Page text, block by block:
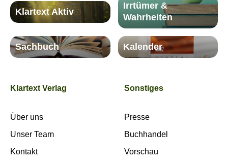
Klartext Aktiv
Irrtümer &
Wahrheiten
Sachbuch Kalender
Klartext Verlag
Über uns
Unser Team
Kontakt
Sonstiges
Presse
Buchhandel
Vorschau